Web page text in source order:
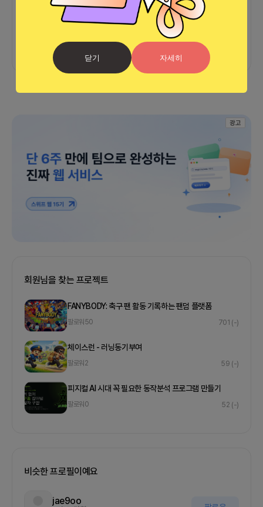
닫기 자세히
아직 후기가 도착하지 않았습니다
광고
회원님을 찾는 프로젝트
FANYBODY: 축구 팬 활동 기록하는 팬덤 플랫폼
팔로워 50 701 (-)
체이스런 - 러닝동기부여
팔로워 2 59 (-)
피지컬 AI 시대 꼭 필요한 동작분석 프로그램 만들기
팔로워 0 52 (-)
비슷한 프로필이예요
jae9oo